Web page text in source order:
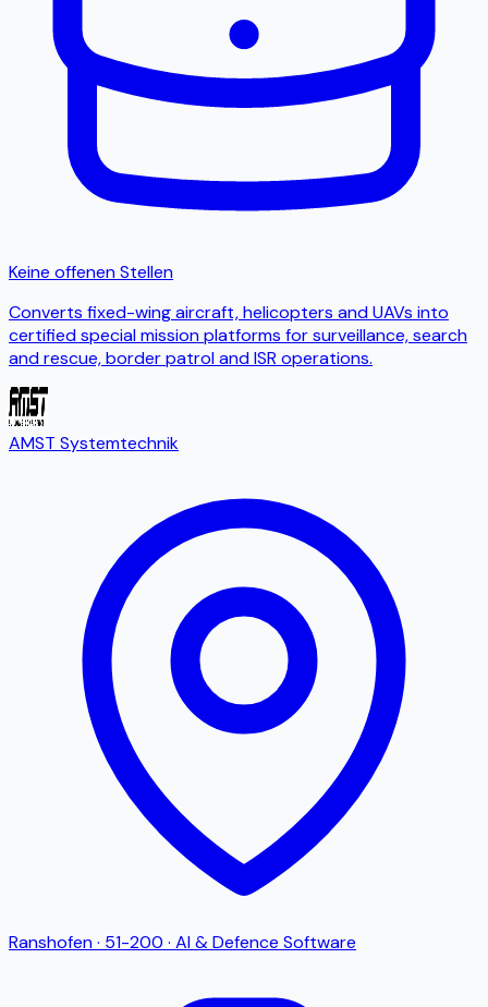
Keine offenen Stellen
Converts fixed-wing aircraft, helicopters and UAVs into
certified special mission platforms for surveillance, search
and rescue, border patrol and ISR operations.
AMST Systemtechnik
Ranshofen· 51-200 · AI & Defence Software